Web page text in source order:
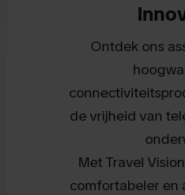
Ontdek ons
de vrijheid van
Met Travel
comfortabeler en